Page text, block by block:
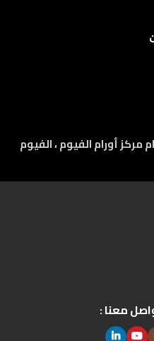
أورام الفيوم ، الفيوم
معنا :